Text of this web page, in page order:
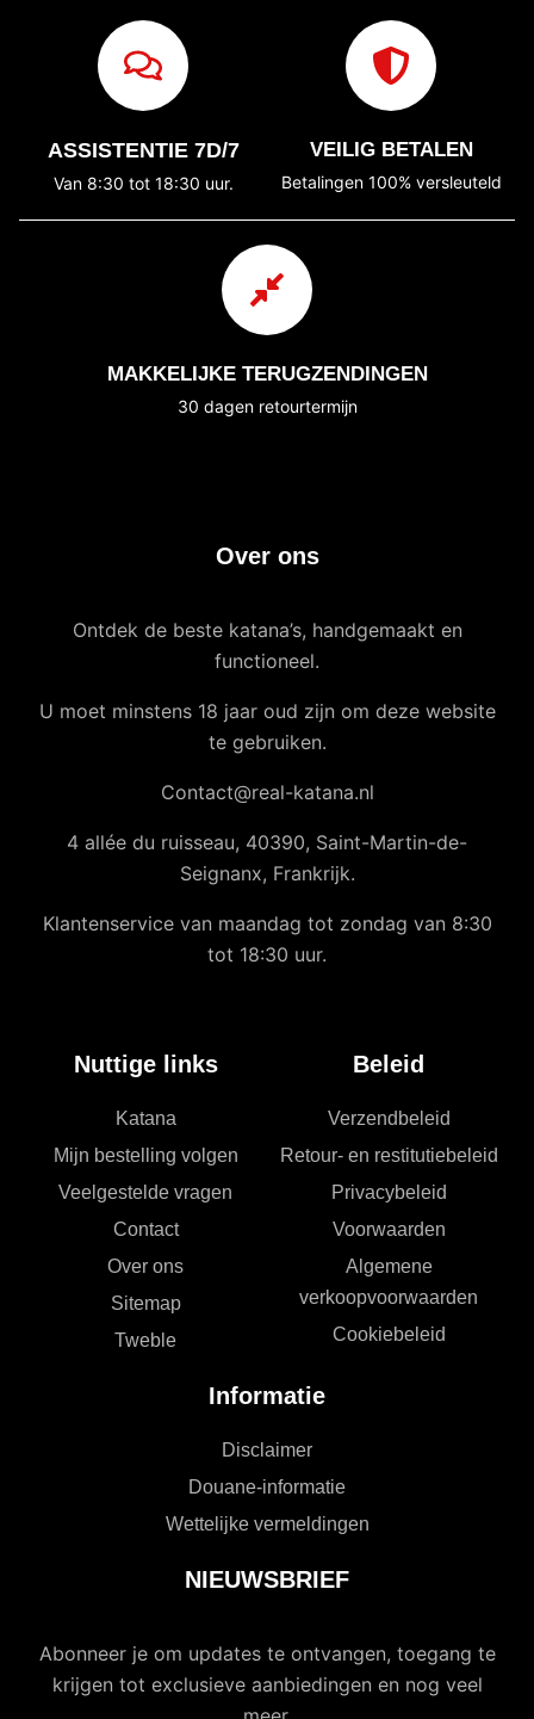
ASSISTENTIE 7D/7
Van 8:30 tot 18:30 uur.
VEILIG BETALEN
Betalingen 100% versleuteld
MAKKELIJKE TERUGZENDINGEN
30 dagen retourtermijn
Over ons
Ontdek de beste katana’s, handgemaakt en
functioneel.
U moet minstens 18 jaar oud zijn om deze website
te gebruiken.
Contact@real-katana.nl
4 allée du ruisseau, 40390, Saint-Martin-de-
Seignanx, Frankrijk.
Klantenservice van maandag tot zondag van 8:30
tot 18:30 uur.
Nuttige links
Katana
Mijn bestelling volgen
Veelgestelde vragen
Contact
Over ons
Sitemap
Tweble
Beleid
Verzendbeleid
Retour- en restitutiebeleid
Privacybeleid
Voorwaarden
Algemene
verkoopvoorwaarden
Cookiebeleid
Informatie
Disclaimer
Douane-informatie
Wettelijke vermeldingen
NIEUWSBRIEF
Abonneer je om updates te ontvangen, toegang te
krijgen tot exclusieve aanbiedingen en nog veel